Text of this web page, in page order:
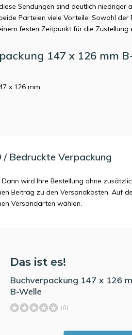
Sendungen sind deutlich niedriger
Parteien viele Vorteile. Sowohl der
festen Zeitpunkt für die Zustellung
147 x 126 mm
x 126 mm
Bedruckte Verpackung
wird Ihre Bestellung ohne
Beitrag zu den Versandkosten. Auf
Versandarten wählen.
Das ist es!
Buchverpackung 147 x 126
B-Welle
(0)